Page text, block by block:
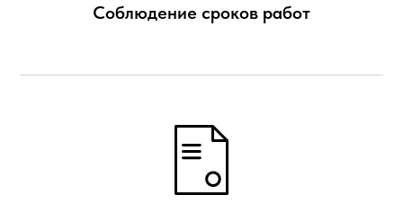
Соблюдение сроков работ